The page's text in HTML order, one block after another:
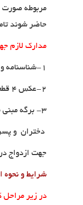
مربوطه صورت
حاضر شوند
مدارک لازم
۱-شناسنامه و پاسپورت
۲-عکس ۴ قطعه
۳- برگه مبنی بر مجردبودن شخص از کنسولگری کشورآن شخص ( زنانی که طلاق گرفته اند بایداز زمان طلاق ۳۰۰ روز گذشته باشد)
دختران و پسران
جهت ازدواج در ترکیه سن ۱۷ برای پسر و سن ۱۵
شرایط و نحوه
در زیر مراحل